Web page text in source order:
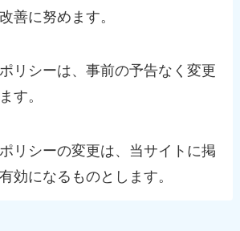
善に努めます。
リシーは、事前の予告なく変更
す。
リシーの変更は、当サイトに掲
効になるものとします。